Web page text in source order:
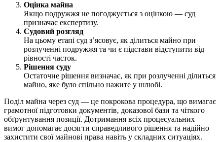
Оцінка майна
Якщо подружжя не погоджується з оцінкою — суд
призначає експертизу.
Судовий розгляд
На цьому етапі суд з’ясовує, як ділиться майно при
розлученні подружжя та чи є підстави відступити від
рівності часток.
Рішення суду
Остаточне рішення визначає, як при розлученні ділиться
майно, яке було спільно нажите у шлюбі.
Поділ майна через суд — це покрокова процедура, що вимагає
грамотної підготовки документів, доказової бази та чіткого
обґрунтування позиції. Дотримання всіх процесуальних
вимог допомагає досягти справедливого рішення та надійно
захистити свої майнові права навіть у складних ситуаціях.